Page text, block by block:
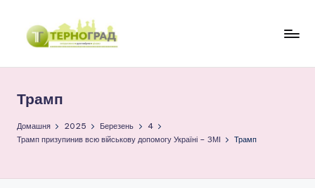
Перейти
р
н
г
цікаво
Трамп
Домашня 2025 Березень
4
Трамп призупинив всю військову допомогу Україні – ЗМІ
Трамп